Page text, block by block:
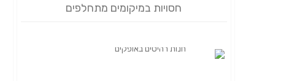
חסויות במיקומים מתחלפים